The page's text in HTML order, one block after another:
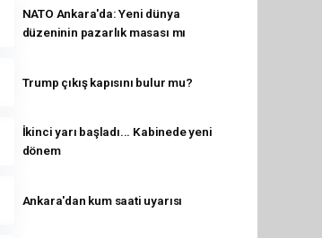
NATO Ankara'da: Yeni dünya
düzeninin pazarlık masası mı
Trump çıkış kapısını bulur mu?
İkinci yarı başladı... Kabinede yeni
dönem
Ankara'dan kum saati uyarısı